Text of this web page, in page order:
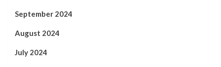
September 2024
August 2024
July 2024